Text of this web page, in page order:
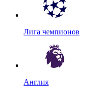
Лига чемпионов
Англия